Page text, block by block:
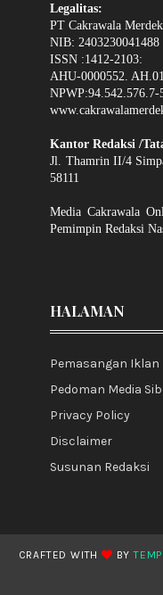
Legalitas:
PT Cakrawala
NIB:
ISSN :1412-2103:
AHU-0000552.
NPWP:94.542.576.7-
Kantor Redaksi /
Jl. Thamrin II/4
58111
Media Cakrawala
Pemimpin Redaksi
HALAMAN
Pemasangan Iklan
Pedoman Media
Privacy Policy
Disclaimer
Susunan Redaksi
CRAFTED WITH BY